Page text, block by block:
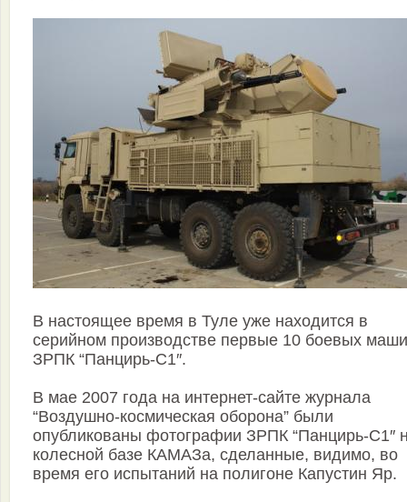
В настоящее время в Туле уже находится в
серийном производстве первые 10 боевых
ЗРПК “Панцирь-С1″.
В мае 2007 года на интернет-сайте журнала
“Воздушно-космическая оборона” были
опубликованы фотографии ЗРПК “Панцирь-С1″
колесной базе КАМАЗа, сделанные, видимо, во
время его испытаний на полигоне Капустин Яр.